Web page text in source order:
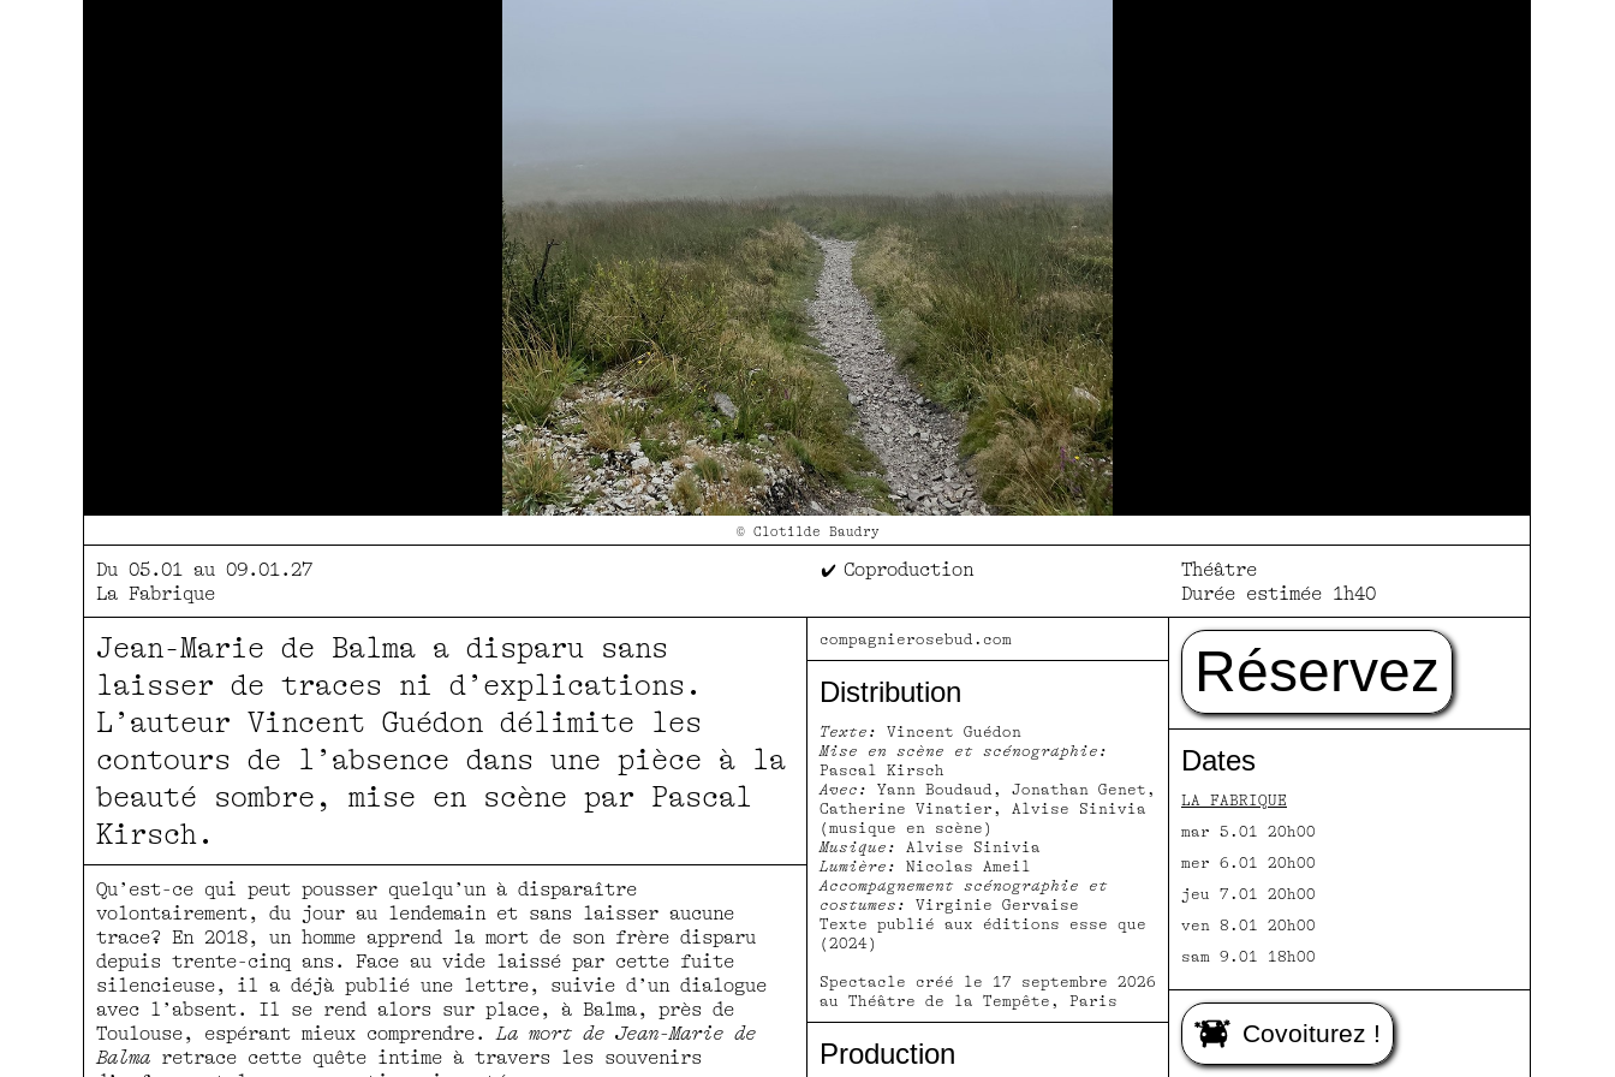
© Clotilde Baudry
Du 05.01 au 09.01.27
La Fabrique
Coproduction
Théâtre
Durée estimée 1h40
Jean-Marie de Balma a disparu sans
laisser de traces ni d’explications.
L’auteur Vincent Guédon délimite les
contours de l’absence dans une pièce à la
beauté sombre, mise en scène par Pascal
Kirsch.
Qu’est-ce qui peut pousser quelqu’un à disparaître
volontairement, du jour au lendemain et sans laisser aucune
trace? En 2018, un homme apprend la mort de son frère disparu
depuis trente-cinq ans. Face au vide laissé par cette fuite
silencieuse, il a déjà publié une lettre, suivie d’un dialogue
avec l’absent. Il se rend alors sur place, à Balma, près de
Toulouse, espérant mieux comprendre.La mort de Jean-Marie de
Balma retrace cette quête intime à travers les souvenirs
compagnierosebud.com
Distribution
Texte:
Vincent Guédon
Mise en scène et scénographie:
Pascal Kirsch
Avec:
Yann Boudaud, Jonathan Genet,
Catherine Vinatier, Alvise Sinivia
(musique en scène)
Musique:
Alvise Sinivia
Lumière:
Nicolas Ameil
Accompagnement scénographie et
costumes:
Virginie Gervaise
Texte publié aux éditions esse que
(2024)
Spectacle créé le 17 septembre 2026
au Théâtre de la Tempête, Paris
Production
Réservez
Dates
LA FABRIQUE
mar 5.01 20h00
mer 6.01 20h00
jeu 7.01 20h00
ven 8.01 20h00
sam 9.01 18h00
Covoiturez !